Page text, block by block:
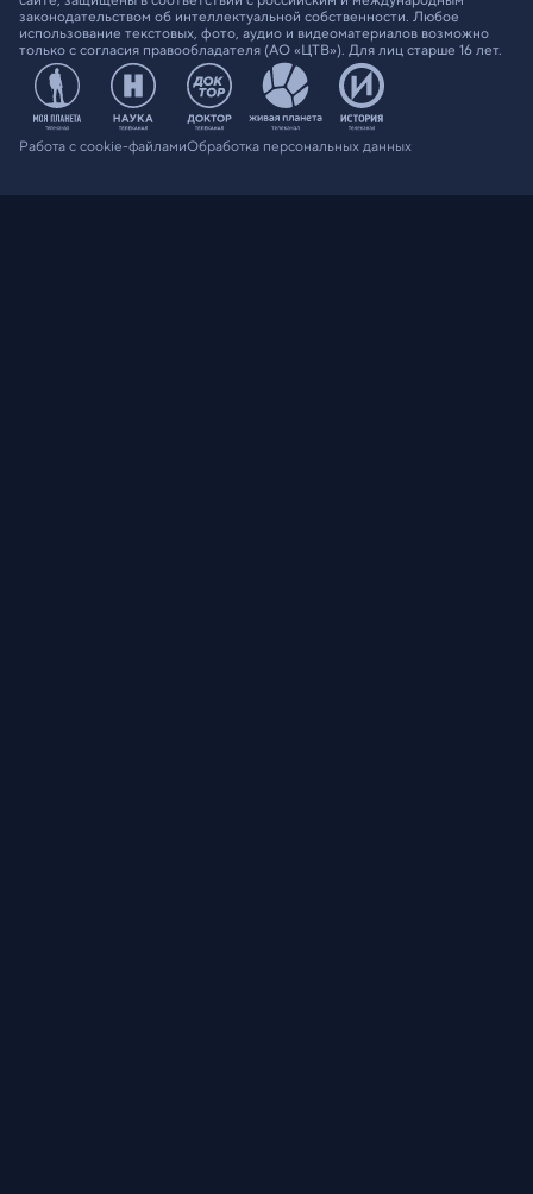
законодательством об интеллектуальной собственности. Любое
использование текстовых, фото, аудио и видеоматериалов возможно
только с согласия правообладателя (АО «ЦТВ»). Для лиц старше 16 лет.
Работа с cookie-файламиОбработка персональных данных